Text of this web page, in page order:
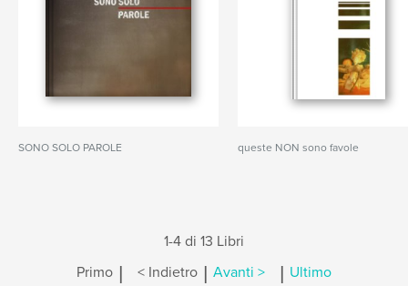
SONO SOLO PAROLE queste NON sono favole
1-4 di 13 Libri
Primo | < Indietro | Avanti > | Ultimo